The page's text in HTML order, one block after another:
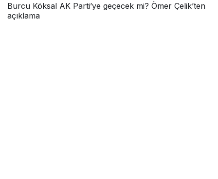
Burcu Köksal AK Parti’ye geçecek mi? Ömer Çelik’ten
açıklama